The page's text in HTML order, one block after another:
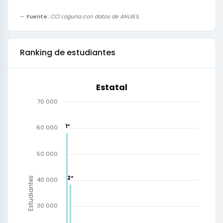
Fuente: CCI Laguna con datos de ANUIES.
Ranking de estudiantes
Estudiantes
Estatal
1º
1º
2º
2º
30 000
40 000
50 000
60 000
70 000